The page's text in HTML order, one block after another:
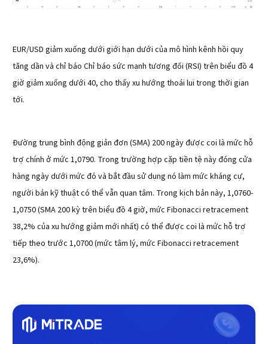
EUR/USD giảm xuống dưới giới hạn dưới của mô hình kênh hồi quy
tăng dần và chỉ báo Chỉ báo sức mạnh tương đối (RSI) trên biểu đồ 4
giờ giảm xuống dưới 40, cho thấy xu hướng thoái lui trong thời gian
tới.
Đường trung bình động giản đơn (SMA) 200 ngày được coi là mức hỗ
trợ chính ở mức 1,0790. Trong trường hợp cặp tiền tệ này đóng cửa
hàng ngày dưới mức đó và bắt đầu sử dụng nó làm mức kháng cự,
người bán kỹ thuật có thể vẫn quan tâm. Trong kịch bản này, 1,0760-
1,0750 (SMA 200 kỳ trên biểu đồ 4 giờ, mức Fibonacci retracement
38,2% của xu hướng giảm mới nhất) có thể được coi là mức hỗ trợ
tiếp theo trước 1,0700 (mức tâm lý, mức Fibonacci retracement
23,6%).